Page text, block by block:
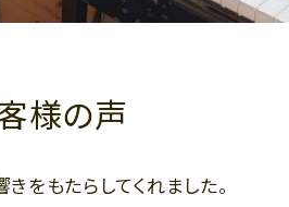
様の声
をもたらしてくれました。